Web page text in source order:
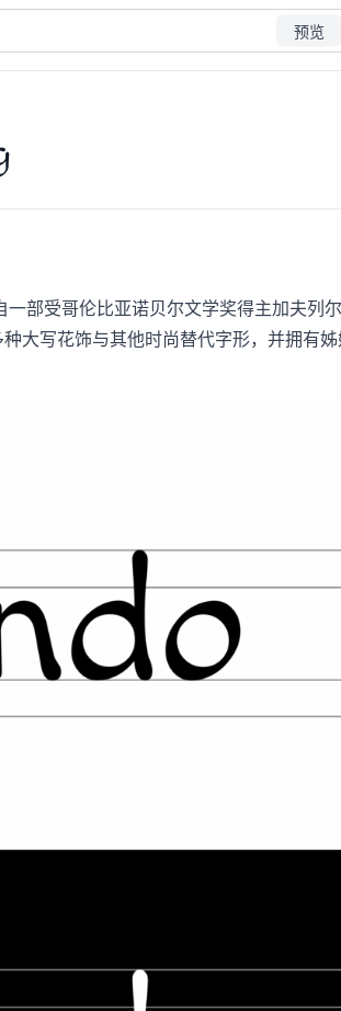
预览
部受哥伦比亚诺贝尔文学奖得主加夫列尔
大写花饰与其他时尚替代字形，并拥有